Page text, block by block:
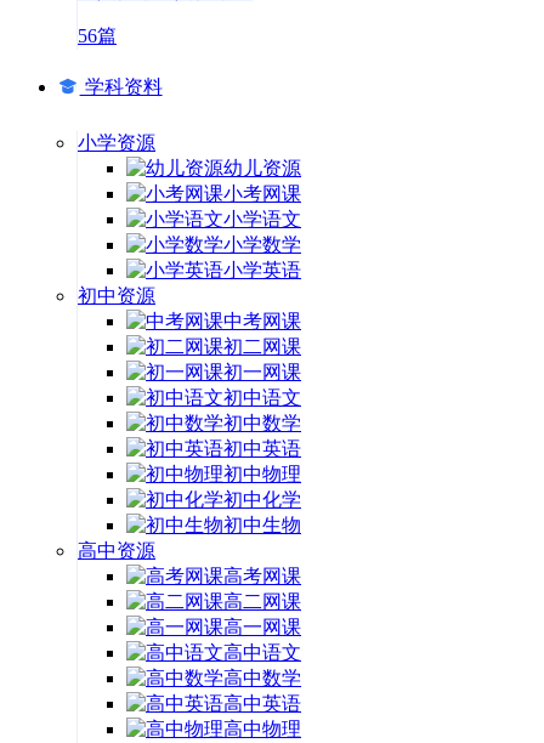
56篇
学科资料
小学资源
幼儿资源
小考网课
小学语文
小学数学
小学英语
初中资源
中考网课
初二网课
初一网课
初中语文
初中数学
初中英语
初中物理
初中化学
初中生物
高中资源
高考网课
高二网课
高一网课
高中语文
高中数学
高中英语
高中物理